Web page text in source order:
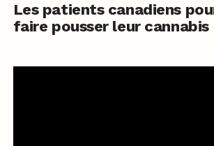
Les patients canadiens
faire pousser leur cannabis